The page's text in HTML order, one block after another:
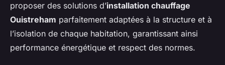
proposer des solutions d’installation chauffage
Ouistreham parfaitement adaptées à la structure et à
l’isolation de chaque habitation, garantissant ainsi
performance énergétique et respect des normes.